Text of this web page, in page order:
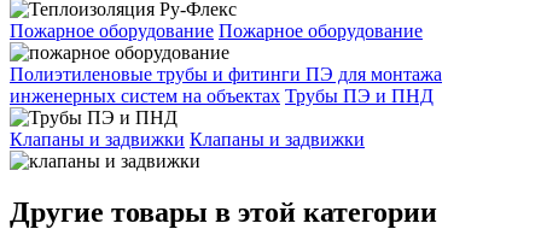
Пожарное оборудование Пожарное оборудование
Полиэтиленовые трубы и фитинги ПЭ для монтажа
инженерных систем на объектах Трубы ПЭ и ПНД
Клапаны и задвижки Клапаны и задвижки
Другие товары в этой категории